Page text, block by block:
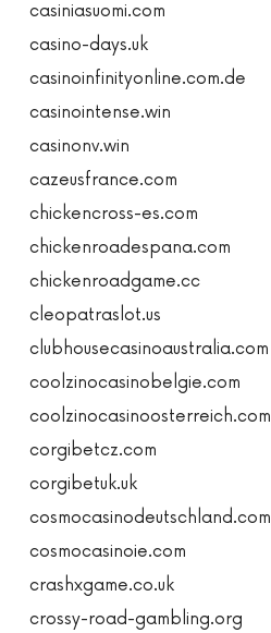
casiniasuomi.com
casino-days.uk
casinoinfinityonline.com.de
casinointense.win
casinonv.win
cazeusfrance.com
chickencross-es.com
chickenroadespana.com
chickenroadgame.cc
cleopatraslot.us
clubhousecasinoaustralia.com
coolzinocasinobelgie.com
coolzinocasinoosterreich.com
corgibetcz.com
corgibetuk.uk
cosmocasinodeutschland.com
cosmocasinoie.com
crashxgame.co.uk
crossy-road-gambling.org